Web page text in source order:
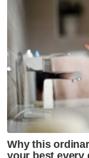
Fahmi turut
supaya
di media
"Pihak Polis
Komunikasi
membuat
sesiapa
undang
terhadap